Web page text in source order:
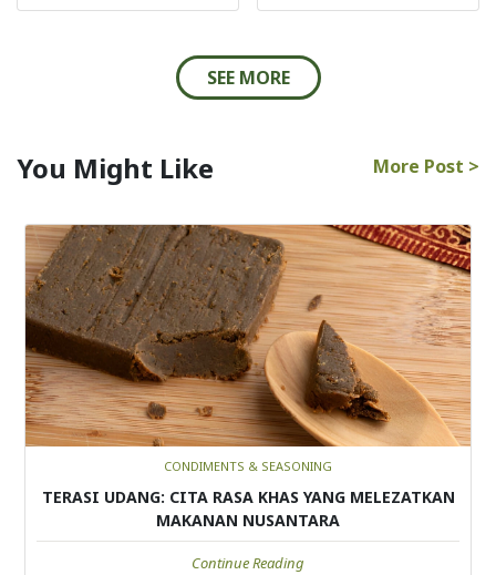
SEE MORE
You Might Like More Post >
CONDIMENTS & SEASONING
TERASI UDANG: CITA RASA KHAS YANG MELEZATKAN
MAKANAN NUSANTARA
Continue Reading